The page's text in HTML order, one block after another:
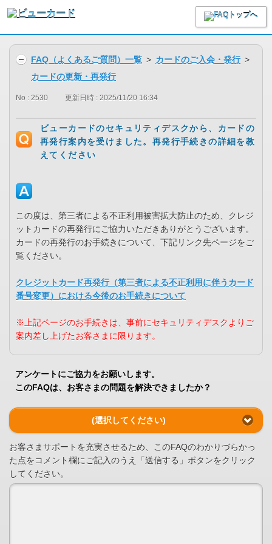
FAQ（よくあるご質問）一覧 > カードのご入会・発行 >
カードの更新・再発行
No : 2530 更新日時 : 2025/11/20 16:34
ビューカードのセキュリティデスクから、カードの
再発行案内を受けました。再発行手続きの詳細を教
えてください
この度は、第三者による不正利用被害拡大防止のため、クレジ
ットカードの再発行にご協力いただきありがとうございます。
カードの再発行のお手続きについて、下記リンク先ページをご
覧ください。
クレジットカード再発行（第三者による不正利用に伴うカード
番号変更）における今後のお手続きについて
※上記ページのお手続きは、事前にセキュリティデスクよりご
案内差し上げたお客さまに限ります。
アンケートにご協力をお願いします。
このFAQは、お客さまの問題を解決できましたか？
(選択してください)
お客さまサポートを充実させるため、このFAQのわかりづらかっ
た点をコメント欄にご記入のうえ「送信する」ボタンをクリック
してください。